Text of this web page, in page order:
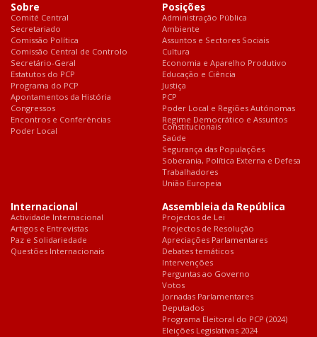
Sobre
Comité Central
Secretariado
Comissão Política
Comissão Central de Controlo
Secretário-Geral
Estatutos do PCP
Programa do PCP
Apontamentos da História
Congressos
Encontros e Conferências
Poder Local
Posições
Administração Pública
Ambiente
Assuntos e Sectores Sociais
Cultura
Economia e Aparelho Produtivo
Educação e Ciência
Justiça
PCP
Poder Local e Regiões Autónomas
Regime Democrático e Assuntos
Constitucionais
Saúde
Segurança das Populações
Soberania, Política Externa e Defesa
Trabalhadores
União Europeia
Internacional
Actividade Internacional
Artigos e Entrevistas
Paz e Solidariedade
Questões Internacionais
Assembleia da República
Projectos de Lei
Projectos de Resolução
Apreciações Parlamentares
Debates temáticos
Intervenções
Perguntas ao Governo
Votos
Jornadas Parlamentares
Deputados
Programa Eleitoral do PCP (2024)
Eleições Legislativas 2024